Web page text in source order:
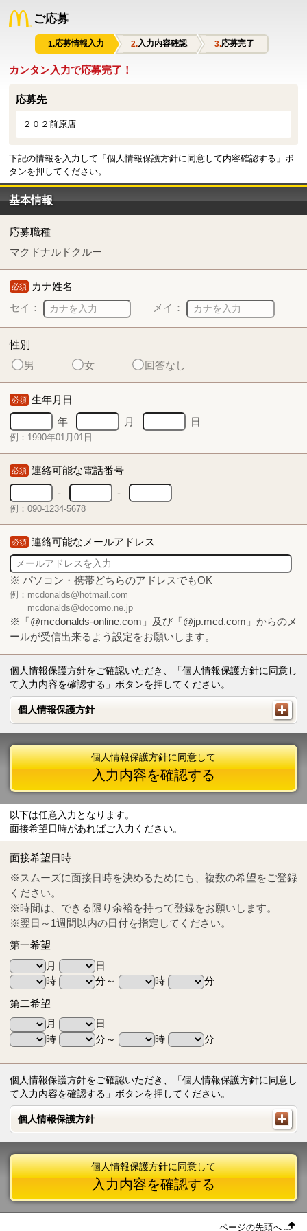
ご応募
応募情報入力 入力内容確認 応募完了
カンタン入力で応募完了！
応募先
２０２前原店
下記の情報を入力して「個人情報保護方針に同意して内容確認する」ボ
タンを押してください。
基本情報
応募職種
マクドナルドクルー
必須 カナ姓名
セイ：
メイ：
性別
男
女 回答なし
必須 生年月日
年
月 日
例：1990年01月01日
必須 連絡可能な電話番号
-
-
例：090-1234-5678
必須 連絡可能なメールアドレス
※ パソコン・携帯どちらのアドレスでもOK
例：mcdonalds@hotmail.com
mcdonalds@docomo.ne.jp
※「@mcdonalds-online.com」及び「@jp.mcd.com」からのメ
ールが受信出来るよう設定をお願いします。
個人情報保護方針をご確認いただき、「個人情報保護方針に同意し
て入力内容を確認する」ボタンを押してください。
個人情報保護方針
個人情報保護方針
Tel
0570-55-0314
個人情報保護方針に同意して
入力内容を確認する
以下は任意入力となります。
面接希望日時があればご入力ください。
面接希望日時
※スムーズに面接日時を決めるためにも、複数の希望をご登録
ください。
※時間は、できる限り余裕を持って登録をお願いします。
※翌日～1週間以内の日付を指定してください。
第一希望
月
日
時
分～ 時
分
第二希望
月
日
時
分～ 時 分
個人情報保護方針をご確認いただき、「個人情報保護方針に同意し
て入力内容を確認する」ボタンを押してください。
個人情報保護方針
個人情報保護方針
個人情報保護方針に同意して
入力内容を確認する
ページの先頭へ